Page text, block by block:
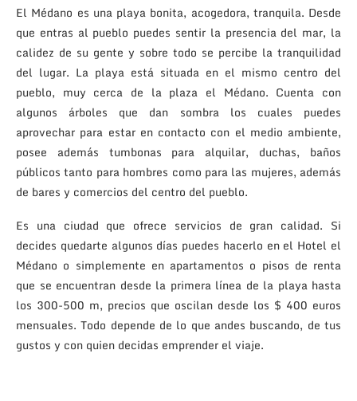
El Médano es una playa bonita, acogedora, tranquila. Desde
que entras al pueblo puedes sentir la presencia del mar, la
calidez de su gente y sobre todo se percibe la tranquilidad
del lugar. La playa está situada en el mismo centro del
pueblo, muy cerca de la plaza el Médano. Cuenta con
algunos árboles que dan sombra los cuales puedes
aprovechar para estar en contacto con el medio ambiente,
posee además tumbonas para alquilar, duchas, baños
públicos tanto para hombres como para las mujeres, además
de bares y comercios del centro del pueblo.
Es una ciudad que ofrece servicios de gran calidad. Si
decides quedarte algunos días puedes hacerlo en el Hotel el
Médano o simplemente en apartamentos o pisos de renta
que se encuentran desde la primera línea de la playa hasta
los 300-500 m, precios que oscilan desde los $ 400 euros
mensuales. Todo depende de lo que andes buscando, de tus
gustos y con quien decidas emprender el viaje.